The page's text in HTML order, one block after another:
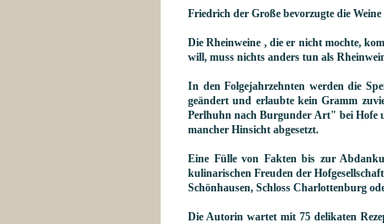
Friedrich der Große bevorzugte die
Die Rheinweine , die er nicht mochte,
will, muss nichts anders tun als
In den Folgejahrzehnten werden die
geändert und erlaubte kein Gramm
Perlhuhn nach Burgunder Art" bei Hofe
mancher Hinsicht abgesetzt.
Eine Fülle von Fakten bis zur
kulinarischen Freuden der
Schönhausen, Schloss Charlottenburg
Die Autorin wartet mit 75 delikaten